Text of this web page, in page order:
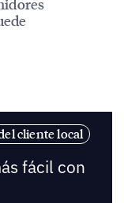
cliente local
fácil con